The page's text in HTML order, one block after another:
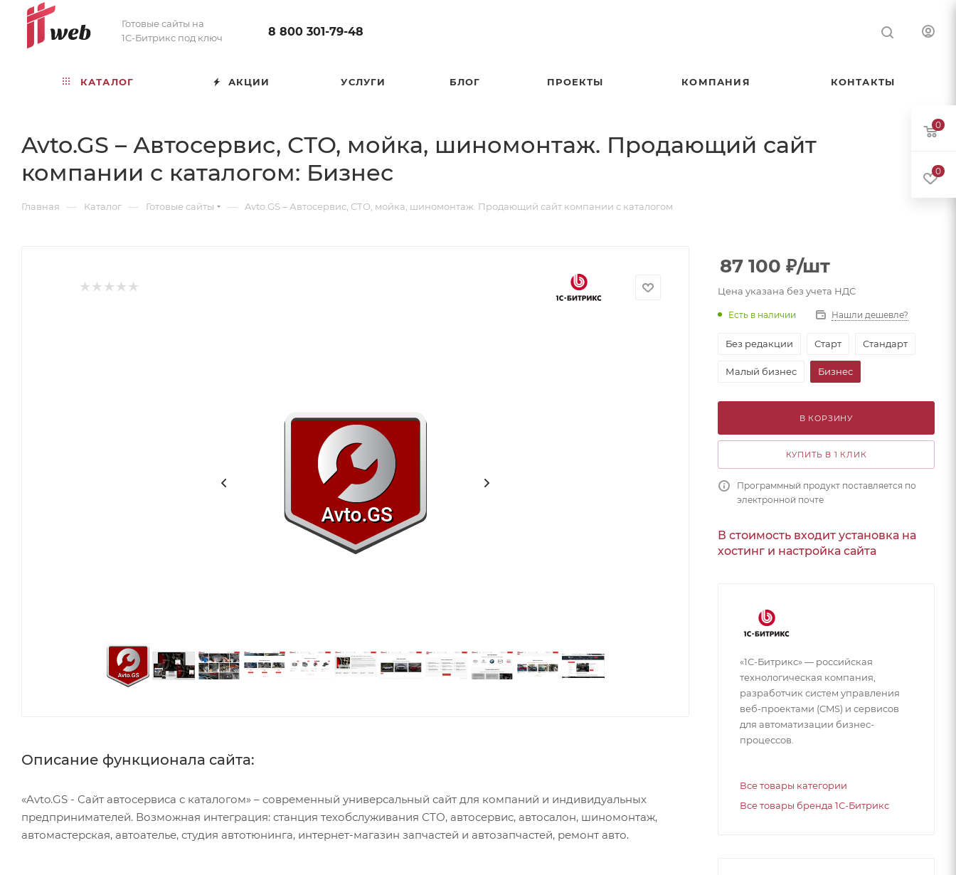
Готовые сайты на
1С-Битрикс под ключ
8 800 301-79-48
КАТАЛОГ АКЦИИ УСЛУГИ БЛОГ ПРОЕКТЫ КОМПАНИЯ КОНТАКТЫ
Avto.GS – Автосервис, СТО, мойка, шиномонтаж. Продающий сайт
компании с каталогом: Бизнес
Главная — Каталог — Готовые сайты — Avto.GS – Автосервис, СТО, мойка, шиномонтаж. Продающий сайт компании с каталогом
Описание функционала сайта:
«Avto.GS - Сайт автосервиса с каталогом» – современный универсальный сайт для компаний и индивидуальных
предпринимателей. Возможная интеграция: станция техобслуживания СТО, автосервис, автосалон, шиномонтаж,
автомастерская, автоателье, студия автотюнинга, интернет-магазин запчастей и автозапчастей, ремонт авто.
87 100 ₽/шт
Цена указана без учета НДС
Есть в наличии Нашли дешевле?
Без редакции Старт Стандарт
Малый бизнес Бизнес
В КОРЗИНУ
КУПИТЬ В 1 КЛИК
Программный продукт поставляется по
электронной почте
В стоимость входит установка на
хостинг и настройка сайта
«1С-Битрикс» — российская
технологическая компания,
разработчик систем управления
веб-проектами (CMS) и сервисов
для автоматизации бизнес-
процессов.
Все товары категории
Все товары бренда 1С-Битрикс
0
0